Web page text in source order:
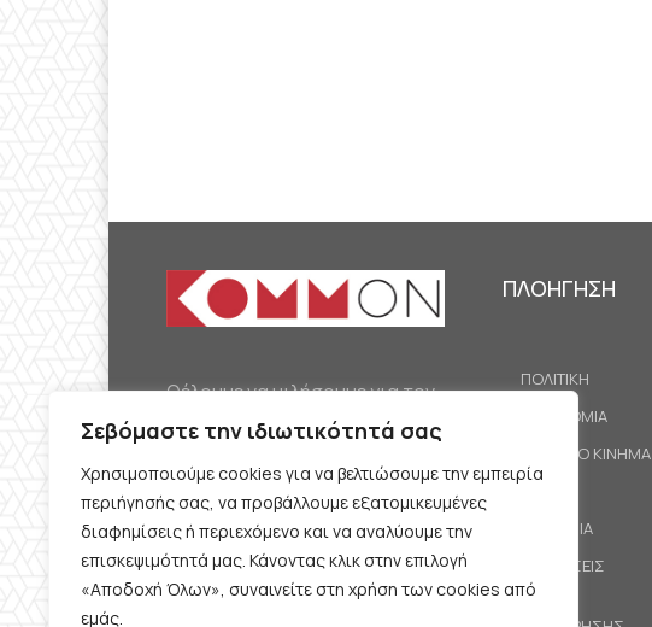
Σεβόμαστε την ιδιωτικότητά σας
Χρησιμοποιούμε cookies για να βελτιώσουμε την εμπειρία
περιήγησής σας, να προβάλλουμε εξατομικευμένες
διαφημίσεις ή περιεχόμενο και να αναλύουμε την
επισκεψιμότητά μας. Κάνοντας κλικ στην επιλογή
«Αποδοχή Όλων», συναινείτε στη χρήση των cookies από
εμάς.
Θέλουμε να μιλήσουμε για τον
κομμουνισμό της εποχής μας,
την αναγκαία αλλά όχι
δεδομένη προοπτική.
Θέλουμε να μιλήσουμε
ταυτόχρονα για την
καθημερινή επιβίωση και τον
ΠΛΟΗΓΗΣΗ
ΠΟΛΙΤΙΚΗ
ΟΙΚΟΝΟΜΙΑ
ΕΡΓΑΤΙΚΟ ΚΙΝΗΜΑ
ΚΟΙΝΩΝΙΑ
ΠΡΟΤΑΣΕΙΣ